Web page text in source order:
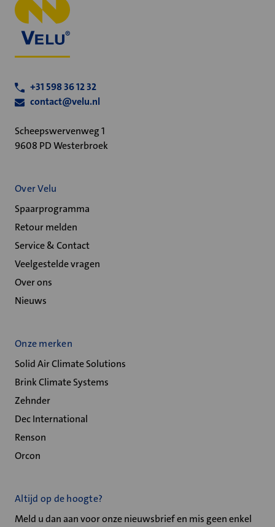
+31 598 36 12 32
contact@velu.nl
Scheepswervenweg 1
9608 PD Westerbroek
Over Velu
Spaarprogramma
Retour melden
Service & Contact
Veelgestelde vragen
Over ons
Nieuws
Onze merken
Solid Air Climate Solutions
Brink Climate Systems
Zehnder
Dec International
Renson
Orcon
Altijd op de hoogte?
Meld u dan aan voor onze nieuwsbrief en mis geen enkel